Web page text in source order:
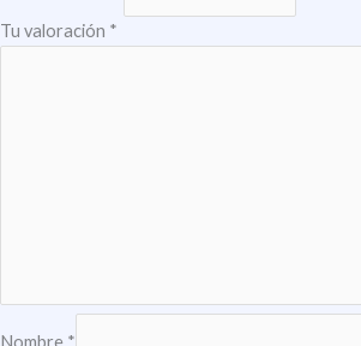
Tu valoración *
Nombre *